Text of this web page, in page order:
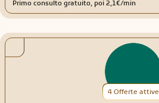
Primo consulto gratuito, poi 2,1€/min
4 Offerte attive